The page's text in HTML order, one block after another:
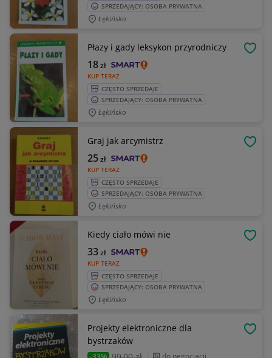
SPRZEDAJĄCY: OSOBA PRYWATNA
Łękińsko
Płazy i gady leksykon przyrodniczy
KUP TERAZ
18zł
CZĘSTO SPRZEDAJE
SPRZEDAJĄCY: OSOBA PRYWATNA
Łękińsko
Graj jak arcymistrz
KUP TERAZ
25zł
CZĘSTO SPRZEDAJE
SPRZEDAJĄCY: OSOBA PRYWATNA
Łękińsko
Kiedy ciało mówi nie
KUP TERAZ
33zł
CZĘSTO SPRZEDAJE
SPRZEDAJĄCY: OSOBA PRYWATNA
Łękińsko
Projekty elektroniczne dla
bystrzaków
do negocjacji